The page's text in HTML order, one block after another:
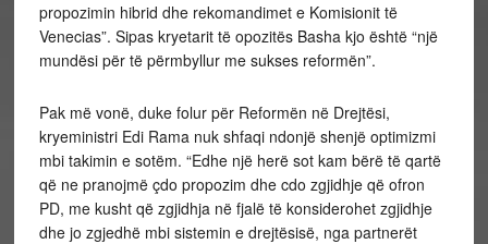
propozimin hibrid dhe rekomandimet e Komisionit të
Venecias”. Sipas kryetarit të opozitës Basha kjo është “një
mundësi për të përmbyllur me sukses reformën”.
Pak më vonë, duke folur për Reformën në Drejtësi,
kryeministri Edi Rama nuk shfaqi ndonjë shenjë optimizmi
mbi takimin e sotëm. “Edhe një herë sot kam bërë të qartë
që ne pranojmë çdo propozim dhe cdo zgjidhje që ofron
PD, me kusht që zgjidhja në fjalë të konsiderohet zgjidhje
dhe jo zgjedhë mbi sistemin e drejtësisë, nga partnerët